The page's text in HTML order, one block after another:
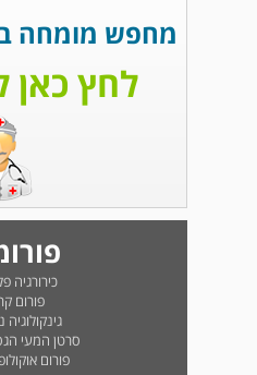
מחפש מומחה
לחץ כאן
כירורגיה
פורום
גינקולוגיה
סרטן המעי
פורום